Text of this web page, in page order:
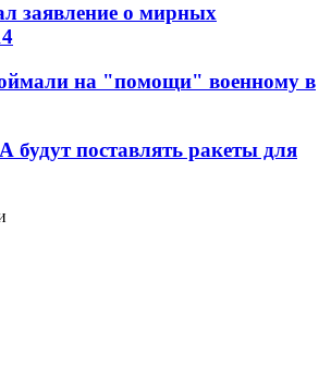
заявление о мирных
на "помощи" военному в
поставлять ракеты для